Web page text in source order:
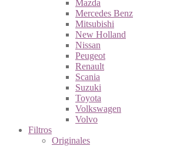
Mazda
Mercedes Benz
Mitsubishi
New Holland
Nissan
Peugeot
Renault
Scania
Suzuki
Toyota
Volkswagen
Volvo
Filtros
Originales